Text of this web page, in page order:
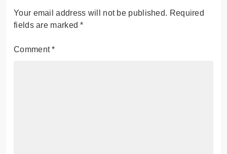
Your email address will not be published. Required
fields are marked*
Comment*